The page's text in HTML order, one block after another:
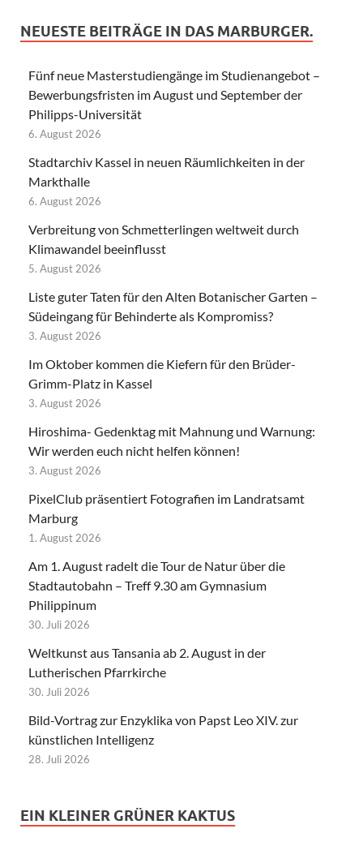
NEUESTE BEITRÄGE IN DAS MARBURGER.
Fünf neue Masterstudiengänge im Studienangebot –
Bewerbungsfristen im August und September der
Philipps-Universität
6. August 2026
Stadtarchiv Kassel in neuen Räumlichkeiten in der
Markthalle
6. August 2026
Verbreitung von Schmetterlingen weltweit durch
Klimawandel beeinflusst
5. August 2026
Liste guter Taten für den Alten Botanischer Garten –
Südeingang für Behinderte als Kompromiss?
3. August 2026
Im Oktober kommen die Kiefern für den Brüder-
Grimm-Platz in Kassel
3. August 2026
Hiroshima- Gedenktag mit Mahnung und Warnung:
Wir werden euch nicht helfen können!
3. August 2026
PixelClub präsentiert Fotografien im Landratsamt
Marburg
1. August 2026
Am 1. August radelt die Tour de Natur über die
Stadtautobahn – Treff 9.30 am Gymnasium
Philippinum
30. Juli 2026
Weltkunst aus Tansania ab 2. August in der
Lutherischen Pfarrkirche
30. Juli 2026
Bild-Vortrag zur Enzyklika von Papst Leo XIV. zur
künstlichen Intelligenz
28. Juli 2026
EIN KLEINER GRÜNER KAKTUS